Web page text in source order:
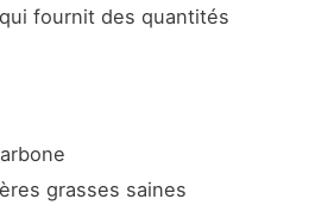
fournit des quantités
grasses saines